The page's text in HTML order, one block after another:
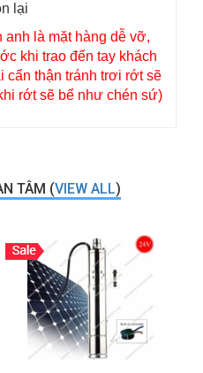
lại
anh là mặt hàng dễ vỡ,
khi trao đến tay khách
cẩn thận tránh trơi rớt sẽ
rớt sẽ bể như chén sứ)
TÂM (VIEW ALL)